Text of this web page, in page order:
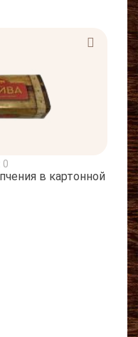
0
в картонной